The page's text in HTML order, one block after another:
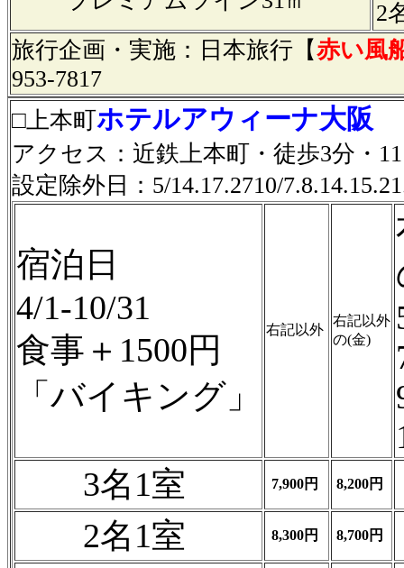
2
旅行企画・実施：日本旅行【赤い風
953-7817
□上本町ホテルアウィーナ大阪
アクセス：近鉄上本町・徒歩3分・
設定除外日：5/14.17.2710/
宿泊日
4/1-10/31
食事＋1500円
「バイキング」
右記以外
右記以外
の(金)
3名1室
7,900円 8,200円
2名1室 8,300円 8,700円